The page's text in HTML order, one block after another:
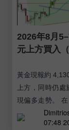
2026年8月
元上方買入
黃金現報約
上方，同時仍
現偏多走勢。
下降通道，並且
接下來幾日有
07:48